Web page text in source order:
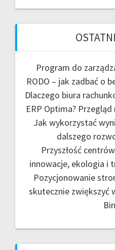
Program do
RODO – jak zadbać o
Dlaczego biura
ERP Optima?
Jak wykorzystać
dalszego
Przyszłość
innowacje, ekologia i
Pozycjonowanie
skutecznie zwiększyć